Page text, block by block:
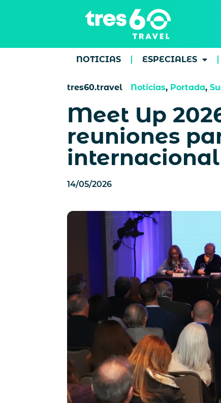
NOTICIAS ESPECIALES
tres60.travel Noticias, Portada,
Meet Up
reuniones
internacional
14/05/2026